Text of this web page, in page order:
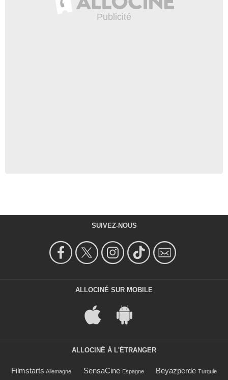
SUIVEZ-NOUS
ALLOCINÉ SUR MOBILE
ALLOCINÉ À L'ÉTRANGER
Filmstarts Allemagne SensaCine Espagne Beyazperde Turquie